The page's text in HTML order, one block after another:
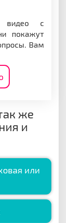
видео с
покажут
Вам
же
и
или